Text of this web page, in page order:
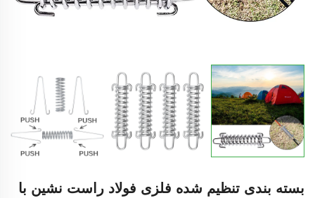
بسته بندی تنظیم شده فلزی فولاد راست نشین با